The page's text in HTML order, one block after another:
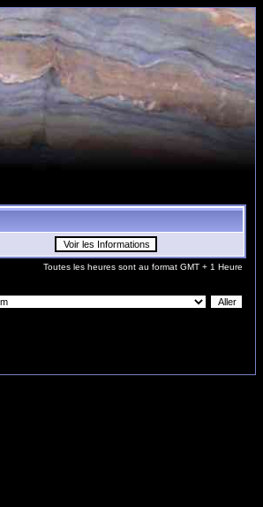
Toutes les heures sont au format GMT + 1 Heure